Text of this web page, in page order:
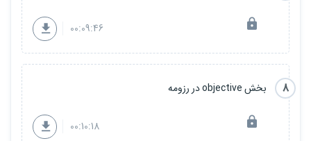
00:09:46
8 بخش objective در رزومه
00:10:18